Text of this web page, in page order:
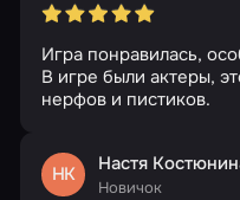
Игра понравилась,
В игре были актеры,
нерфов и пистиков.
НК Настя
Новичок